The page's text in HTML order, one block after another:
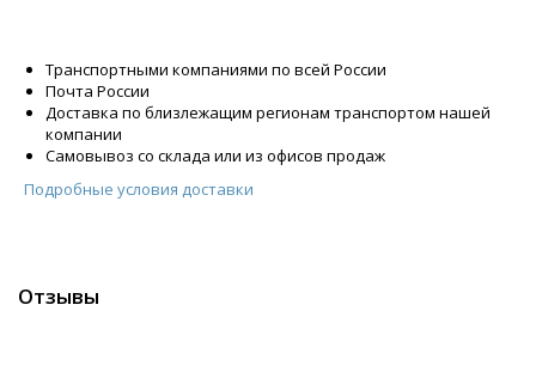
Транспортными компаниями по всей России
Почта России
Доставка по близлежащим регионам транспортом нашей
компании
Самовывоз со склада или из офисов продаж
Подробные условия доставки
Отзывы